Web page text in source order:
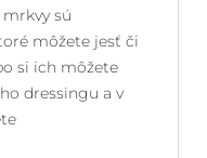
mrkvy sú
môžete jesť či
si ich môžete
dressingu a v